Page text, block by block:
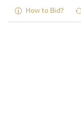
How to Bid?